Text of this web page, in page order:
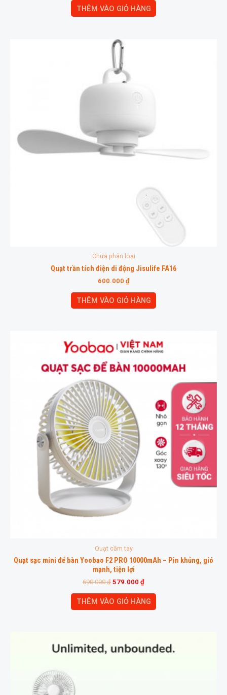
THÊM VÀO GIỎ HÀNG
Chưa phân loại
Quạt trần tích điện di động Jisulife FA16
600.000 ₫
THÊM VÀO GIỎ HÀNG
Quạt cầm tay
Quạt sạc mini để bàn Yoobao F2 PRO 10000mAh – Pin khủng, gió
mạnh, tiện lợi
690.000₫ 579.000 ₫
THÊM VÀO GIỎ HÀNG